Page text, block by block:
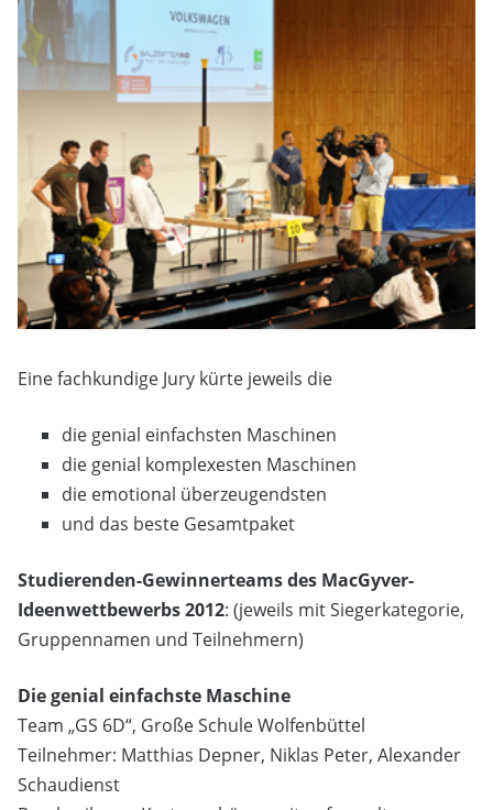
Eine fachkundige Jury kürte jeweils die
die genial einfachsten Maschinen
die genial komplexesten Maschinen
die emotional überzeugendsten
und das beste Gesamtpaket
Studierenden-Gewinnerteams des MacGyver-
Ideenwettbewerbs 2012: (jeweils mit Siegerkategorie,
Gruppennamen und Teilnehmern)
Die genial einfachste Maschine
Team „GS 6D“, Große Schule Wolfenbüttel
Teilnehmer: Matthias Depner, Niklas Peter, Alexander
Schaudienst